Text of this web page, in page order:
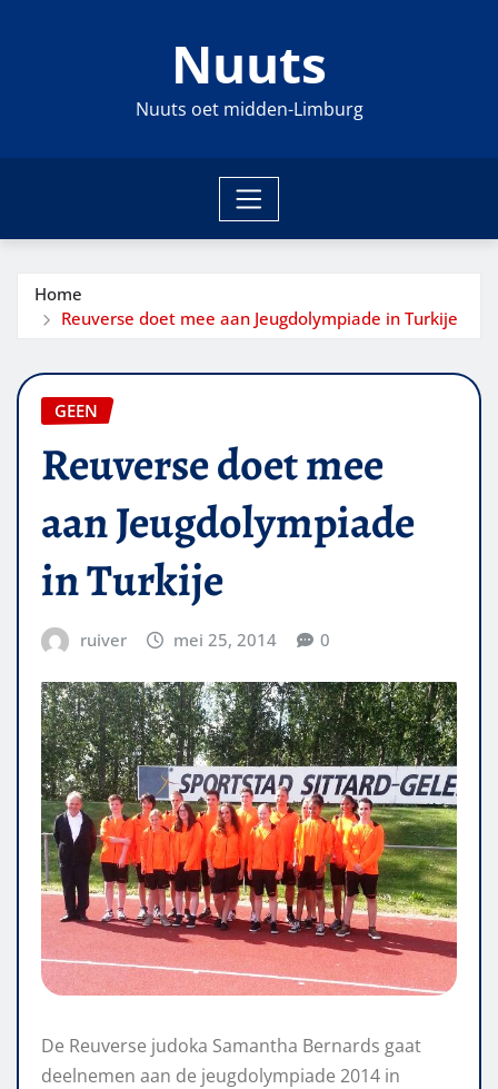
Nuuts
Nuuts oet midden-Limburg
Home
Reuverse doet mee aan Jeugdolympiade in Turkije
GEEN
Reuverse doet mee
aan Jeugdolympiade
in Turkije
ruiver mei 25, 2014 0
De Reuverse judoka Samantha Bernards gaat
deelnemen aan de jeugdolympiade 2014 in